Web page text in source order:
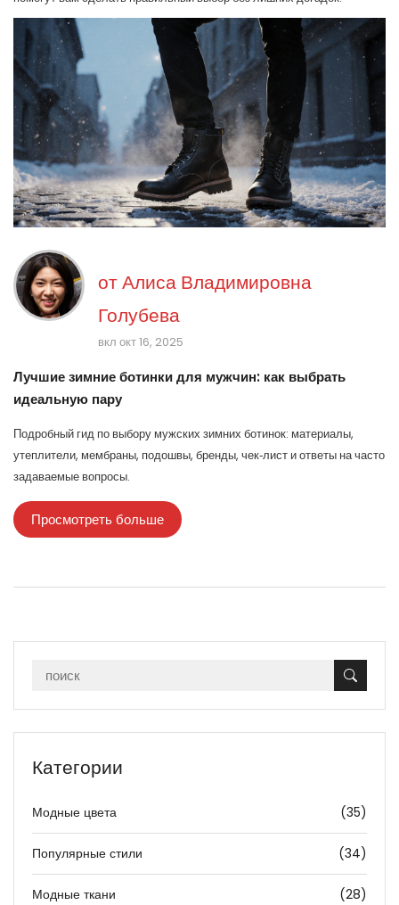
отАлиса Владимировна
Голубева
вкл окт 16, 2025
Лучшие зимние ботинки для мужчин: как выбрать
идеальную пару
Подробный гид по выбору мужских зимних ботинок: материалы,
утеплители, мембраны, подошвы, бренды, чек‑лист и ответы на часто
задаваемые вопросы.
Просмотреть больше
Категории
Модные цвета (35)
Популярные стили (34)
Модные ткани (28)